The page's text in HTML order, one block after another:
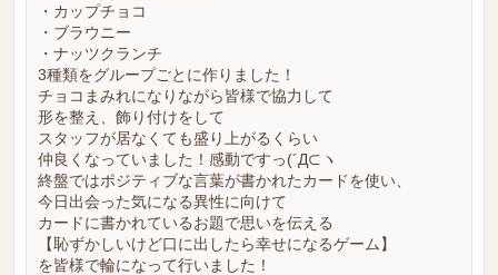
・カップチョコ
・ブラウニー
・ナッツクランチ
3種類をグループごとに作りました！
チョコまみれになりながら皆様で協力して
形を整え、飾り付けをして
スタッフが居なくても盛り上がるくらい
仲良くなっていました！感動ですっ(´Д⊂ヽ
終盤ではポジティブな言葉が書かれたカードを使い、
今日出会った気になる異性に向けて
カードに書かれているお題で思いを伝える
【恥ずかしいけど口に出したら幸せになるゲーム】
を皆様で輪になって行いました！